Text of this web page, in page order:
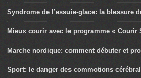
Syndrome de l’essuie-glace: la blessure
Mieux courir avec le programme « Courir
Marche nordique: comment débuter et
Sport: le danger des commotions